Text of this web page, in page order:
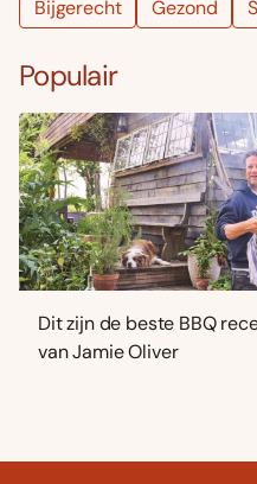
Bijgerecht Gezond
Populair
Dit zijn de beste BBQ
van Jamie Oliver